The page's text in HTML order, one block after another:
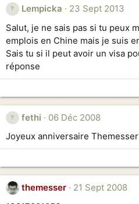
Lempicka
23 Sept 2013
Salut, je ne sais pas si tu peux
emplois en Chine mais je suis
Sais tu si il peut avoir un visa
réponse
fethi
06 Déc 2008
Joyeux anniversaire Themesser
themesser
21 Sept 2008